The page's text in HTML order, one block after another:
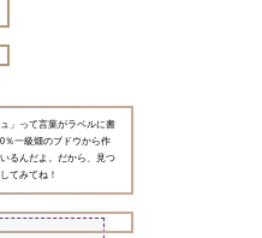
」って言葉がラベルに書
％一級畑のブドウから作
るんだよ。だから、見つ
てみてね！